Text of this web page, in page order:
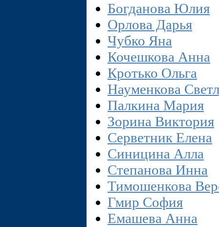
Богданова Юлия
Орлова Дарья
Чубко Яна
Кочешкова Анна
Кротько Ольга
Науменкова
Палкина Мария
Зорина Виктория
Серветник Елена
Синицина Алла
Степанова Инна
Тимошенкова
Гмир София
Емашева Анна